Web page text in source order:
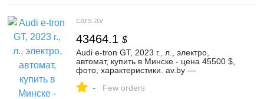
cars.av
43464.1 $
Audi e-tron GT, 2023 г., л., электро,
автомат, купить в Минске - цена 45500 $,
фото, характеристики. av.by —
№130348392
- Few orders